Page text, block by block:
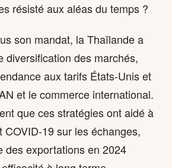
résisté aux aléas du temps ?
son mandat, la Thaïlande a
diversification des marchés,
aux tarifs États-Unis et
et le commerce international.
que ces stratégies ont aidé à
COVID-19 sur les échanges,
des exportations en 2024